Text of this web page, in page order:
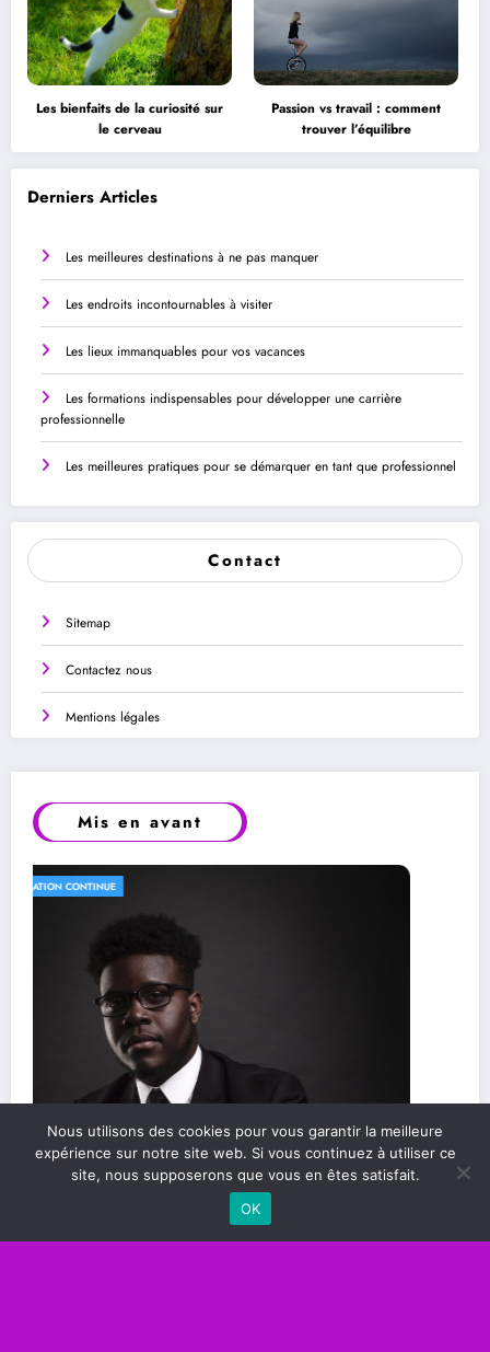
Les bienfaits de la curiosité sur
le cerveau
Passion vs travail : comment
trouver l’équilibre
Derniers Articles
Les meilleures destinations à ne pas manquer
Les endroits incontournables à visiter
Les lieux immanquables pour vos vacances
Les formations indispensables pour développer une carrière
professionnelle
Les meilleures pratiques pour se démarquer en tant que professionnel
Contact
Sitemap
Contactez nous
Mentions légales
Mis en avant
FORMATION CONTINUE
Les compétences essentielles pour réussir
dans le monde professionnel
Nous utilisons des cookies pour vous garantir la meilleure
expérience sur notre site web. Si vous continuez à utiliser ce
site, nous supposerons que vous en êtes satisfait.
OK